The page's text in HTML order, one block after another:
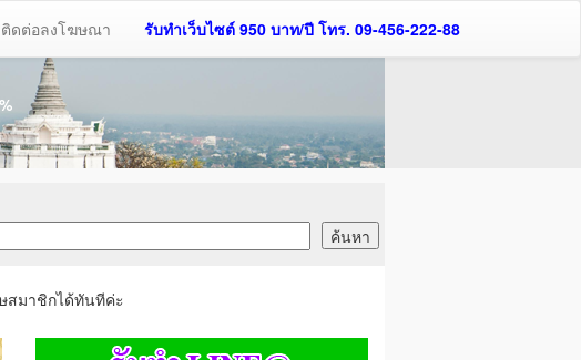
ติดต่อลงโฆษณา รับทำเว็บไซต์ 950 บาท/ปี โทร. 09-456-222-88
สมาชิกได้ทันทีค่ะ